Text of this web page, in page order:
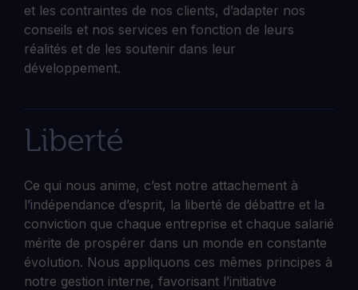
et les contraintes de nos clients, d’adapter nos
conseils et nos services en fonction de leurs
réalités et de les soutenir dans leur
développement.
Liberté
Ce qui nous anime, c’est notre attachement à
l’indépendance d’esprit, la liberté de débattre et la
conviction que chaque entreprise et chaque salarié
mérite de prospérer dans un monde en constante
évolution. Nous appliquons ces mêmes principes à
notre gestion interne, favorisant l’initiative